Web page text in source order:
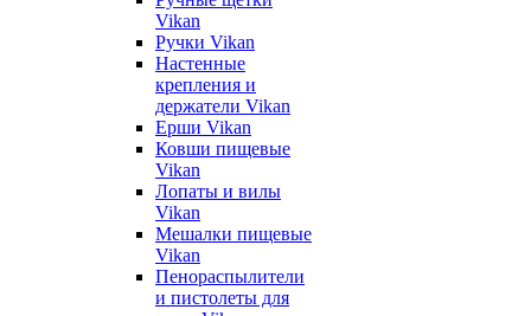
Vikan
Ручки Vikan
Настенные
крепления и
держатели Vikan
Ерши Vikan
Ковши пищевые
Vikan
Лопаты и вилы
Vikan
Мешалки пищевые
Vikan
Пенораспылители
и пистолеты для